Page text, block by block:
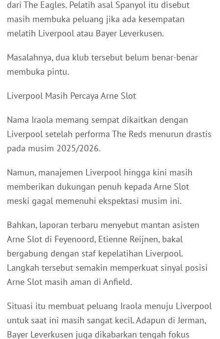
dari The Eagles. Pelatih asal Spanyol itu disebut
masih membuka peluang jika ada kesempatan
melatih Liverpool atau Bayer Leverkusen.
Masalahnya, dua klub tersebut belum benar-benar
membuka pintu.
Liverpool Masih Percaya Arne Slot
Nama Iraola memang sempat dikaitkan dengan
Liverpool setelah performa The Reds menurun drastis
pada musim 2025/2026.
Namun, manajemen Liverpool hingga kini masih
memberikan dukungan penuh kepada Arne Slot
meski gagal memenuhi ekspektasi musim ini.
Bahkan, laporan terbaru menyebut mantan asisten
Arne Slot di Feyenoord, Etienne Reijnen, bakal
bergabung dengan staf kepelatihan Liverpool.
Langkah tersebut semakin memperkuat sinyal posisi
Arne Slot masih aman di Anfield.
Situasi itu membuat peluang Iraola menuju Liverpool
untuk saat ini masih sangat kecil. Adapun di Jerman,
Bayer Leverkusen juga dikabarkan tengah fokus